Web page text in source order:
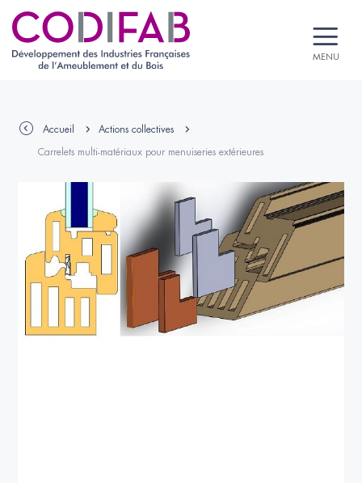
MENU
Accueil Actions collectives
Carrelets multi-matériaux pour menuiseries extérieures